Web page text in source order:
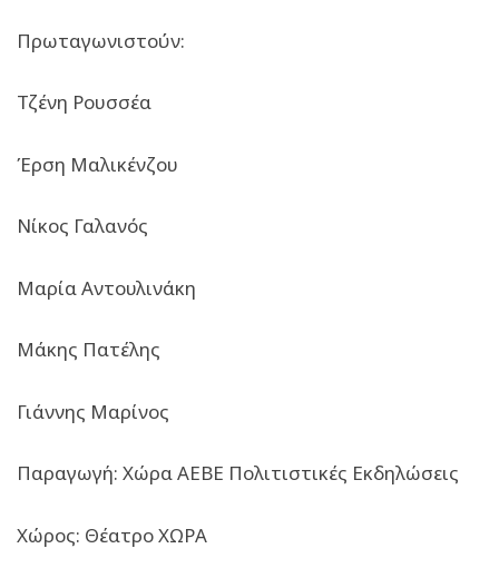
Πρωταγωνιστούν:
Τζένη Ρουσσέα
Έρση Μαλικένζου
Νίκος Γαλανός
Μαρία Αντουλινάκη
Μάκης Πατέλης
Γιάννης Μαρίνος
Παραγωγή: Χώρα ΑΕΒΕ Πολιτιστικές Εκδηλώσεις
Χώρος: Θέατρο ΧΩΡΑ